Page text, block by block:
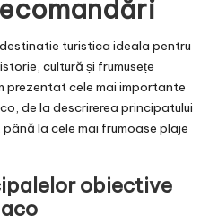
turistica ideala pentru
cultură și frumusețe
prezentat cele mai importante
de la descrirerea principatului
la cele mai frumoase plaje
obiective